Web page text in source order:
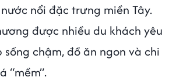
nổi đặc trưng miền Tây.
được nhiều du khách yêu
chậm, đồ ăn ngon và chi
“mềm”.